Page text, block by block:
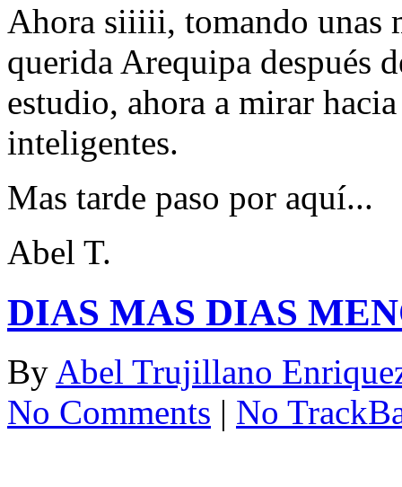
Ahora siiiii, tomando unas
querida Arequipa después
estudio, ahora a mirar
inteligentes.
Mas tarde paso por aquí...
Abel T.
DIAS MAS DIAS
By Abel Trujillano
No Comments | No